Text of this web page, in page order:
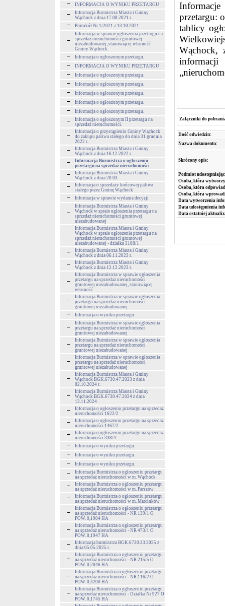
INFORMACJA O WYNIKU PRZETARGU
Informacja Burmistrza Miasta i Gminy
Wąchock z dnia 17.08.2021 r.
Protokół Nr 1/2021 z 13.10.2021
Informacja w sprawie ogłoszenia przetargu na
sprzedaż nieruchomości gruntowej
niezabudowanej, stanowiącej własność
Gminy Wąchock
Informacja o ogłoszonym przetargu.
INFORMACJA O WYNIKU PRZETARGU
Informacja o ogłoszonym przetargu.
Informacja o ogłoszonym przetargu.
Informacja o ogłoszonym przetargu.
Informacja o ogłoszonym przetargu.
Informacja o ogłoszonym przetargu.
Informacja o ogłoszonym II przetargu na
sprzedaż nieruchomości.
Informacja o przystąpieniu Gminy Wąchock
do zakupu paliwa stałego do dnia 31 grudnia
2022 r.
Informacja Burmistrza Miasta i Gminy
Wąchock z dnia 16.12.2022 r.
Informacja Burmistrza o ogłoszeniu
przetargu na sprzedaż nieruchomości
Informacja Burmistrza Miasta i Gminy
Wąchock z dnia 20.03.
Informacja o sprzedaży końcowej paliwa
stałego przez Gminę Wąchock
Informacja w sprawie wydania decyzji
Informacja Burmistrza Miasta i Gminy
Wąchock w spraie ogłoszenia przetargu na
sprzedaż nieruchomości gruntowej
niezabudowanej
Informacja Burmistrza Miasta i Gminy
Wąchock w spraie ogłoszenia przetargu na
sprzedaż nieruchomości gruntowej
niezabudowanej - działka 3188/1
Informacja Burmistrza Miasta i Gminy
Wąchock z dnia 06.11.2023 r.
Informacja Burmistrza Miasta i Gminy
Wąchock z dnia 12.12.2023 r.
Informacja Burmistrza w sprawie ogłoszenia
przetargu na sprzedaż nieruchomości
gruntowej niezabudowanej, stanowiącej
własność
Informacja Burmistrza w sprawie ogłoszenia
przetargu na sprzedaż nieruchomości
gruntowej niezabudowanej
Informacja o wyniku przetargu
Informacja Burmistrza w sprawie ogłoszenia
przetargu na sprzedaż nieruchomości
gruntowej niezabudowanej
Informacja Burmistrza w sprawie ogłoszenia
przetargu na sprzedaż nieruchomości
gruntowej niezabudowanej
Informacja Burmistrza w sprawie ogłoszenia
przetargu na sprzedaż nieruchomości
gruntowej niezabudowanej
Informacja Burmistrza Miasta i Gminy
Wąchock BGK.6730.47.2023 z dnia
02.10.2024 r.
Informacja Burmistrza Miasta i Gminy
Wąchock BGK.6730.47.2024 z dnia
13.11.2024
Informacja o ogłoszeniu przetargu na sprzedaż
nieruchomości 1622/2
Informacja o ogłoszeniu przetargu na sprzedaż
nieruchomości 1467/2
Informacja o ogłoszeniu przetargu na sprzedaż
nieruchomości 338/4
Informacja o wyniku przetargu.
Informacja o wyniku przetargu.
Informacja o wyniku przetargu.
Informacja Burmistrza o ogłoszeniu przetargu
na sprzedaż nieruchomości w m. Wąchock
Informacja Burmistrza o ogłoszeniu przetargu
na sprzedaż nieruchomości w m. Parszów
Informacja Burmistrza o ogłoszeniu przetargu
na sprzedaż nieruchomości w m. Marcinków
Informacja Burmistrza o ogłoszeniu przetargu
na sprzedaż nieruchomości - NR 139/1 O
POW. 0,1904 HA
Informacja Burmistrza o ogłoszeniu przetargu
na sprzedaż nieruchomości - NR 473/1 O
POW. 0,1947 HA
Informacja burmistrza BGK.6730.33.2025 z
dnia 05.05.2025 r.
Informacja Burmistrza o ogłoszeniu przetargu
na sprzedaż nieruchomości - NR 215/5 O
POW. 0,2046 HA
Informacja Burmistrza o ogłoszeniu przetargu
na sprzedaż nieruchomości - NR 116/2 O
POW. 0,4200 HA
Informacja Burmistrza o ogłoszeniu przetargu
na sprzedaż nieruchomości - Działka Nr 927 O
POW. 0,1745 HA
przetargu:
tablicy
Wąchock,
Załączniki do
Ilość odwiedzin:
Nazwa dokumentu:
Skrócony opis:
Podmiot
Osoba, która
Osoba, która
Osoba, która
Data wytworzenia
Data udostępnienia
Data ostatniej